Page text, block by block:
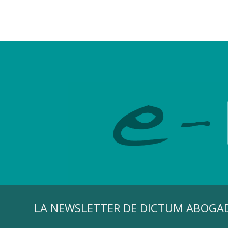
LA NEWSLETTER DE DICTUM